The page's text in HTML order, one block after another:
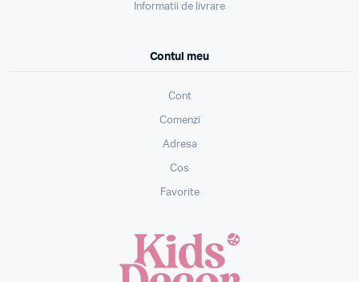
Informatii de livrare
Contul meu
Cont
Comenzi
Adresa
Cos
Favorite